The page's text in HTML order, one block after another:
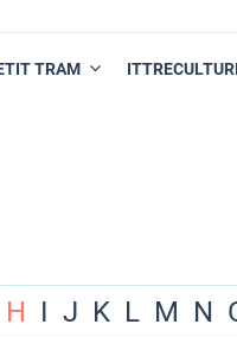
TRAM
H I J K L M N